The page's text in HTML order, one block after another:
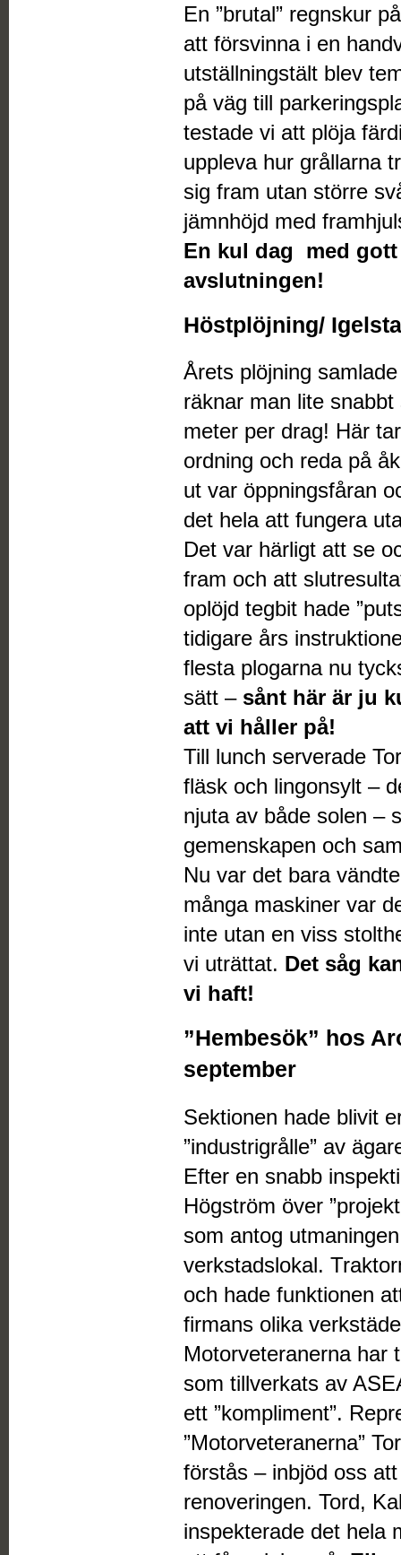
En ”brutal” regnskur
att försvinna i en
utställningstält blev
på väg till
testade vi att plöja
uppleva hur grållarna
sig fram utan större
jämnhöjd med
En kul dag med
avslutningen!
Höstplöjning/
Årets plöjning
räknar man lite
meter per drag! Här
ordning och reda på
ut var öppningsfåran
det hela att fungera
Det var härligt att se
fram och att
oplöjd tegbit hade
tidigare års
flesta plogarna nu
sätt – sånt här är ju
att vi håller på!
Till lunch serverade
fläsk och lingonsylt –
njuta av både solen –
gemenskapen och
Nu var det bara
många maskiner var
inte utan en viss
vi uträttat. Det såg
vi haft!
”Hembesök” hos
september
Sektionen hade blivit
”industrigrålle” av
Efter en snabb
Högström över
som antog
verkstadslokal.
och hade funktionen
firmans olika
Motorveteranerna har
som tillverkats av
ett ”kompliment”.
”Motorveteranerna”
förstås – inbjöd oss
renoveringen. Tord,
inspekterade det hela